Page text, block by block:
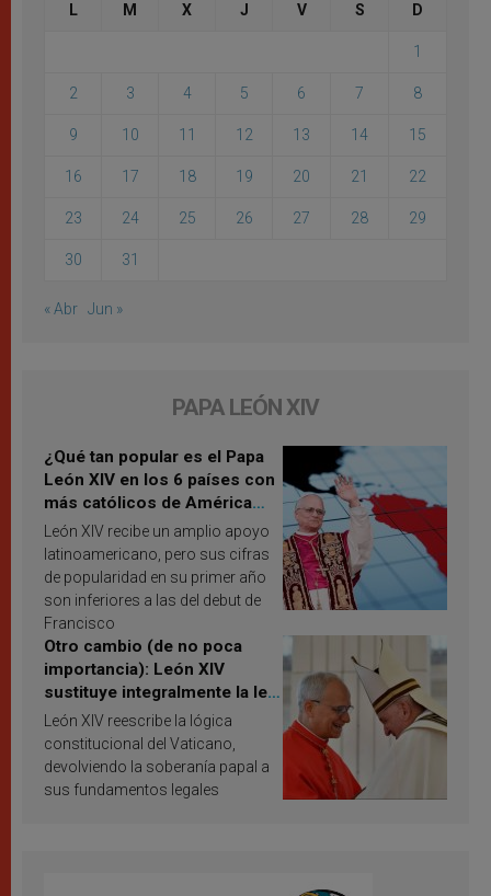
L M X J V S D
1
2 3 4 5 6 7 8
9 10 11 12 13 14 15
16 17 18 19 20 21 22
23 24 25 26 27 28 29
30 31
« Abr Jun »
PAPA LEÓN XIV
¿Qué tan popular es el Papa
León XIV en los 6 países con
más católicos de América
Latina en 2026? Publican
resultados de investigación
León XIV recibe un amplio apoyo
latinoamericano, pero sus cifras
de popularidad en su primer año
son inferiores a las del debut de
Francisco
Otro cambio (de no poca
importancia): León XIV
sustituye integralmente la ley
vaticana de Papa Francisco
León XIV reescribe la lógica
constitucional del Vaticano,
devolviendo la soberanía papal a
sus fundamentos legales